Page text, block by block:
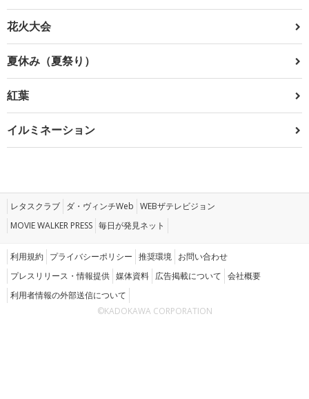
花火大会
夏休み（夏祭り）
紅葉
イルミネーション
レタスクラブ ダ・ヴィンチWeb WEBザテレビジョン
MOVIE WALKER PRESS 毎日が発見ネット
利用規約 プライバシーポリシー 推奨環境 お問い合わせ
プレスリリース・情報提供 媒体資料 広告掲載について 会社概要
利用者情報の外部送信について
©KADOKAWA CORPORATION